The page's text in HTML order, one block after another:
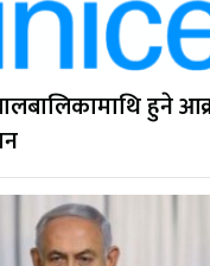
हुने